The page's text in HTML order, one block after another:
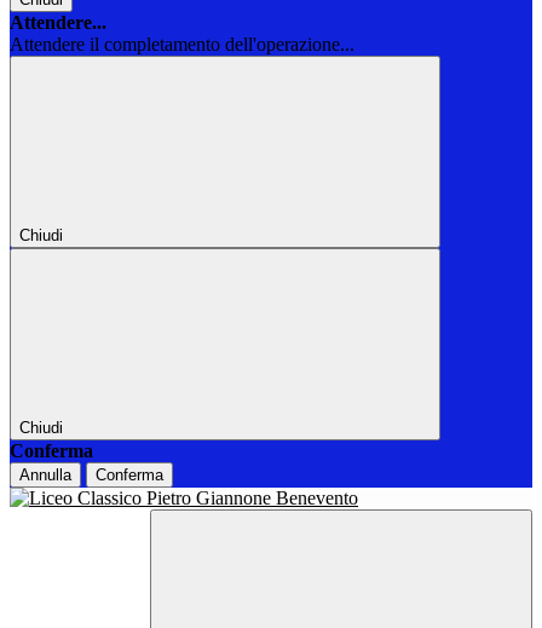
Attendere...
Attendere il completamento dell'operazione...
Chiudi
Chiudi
Conferma
Annulla Conferma